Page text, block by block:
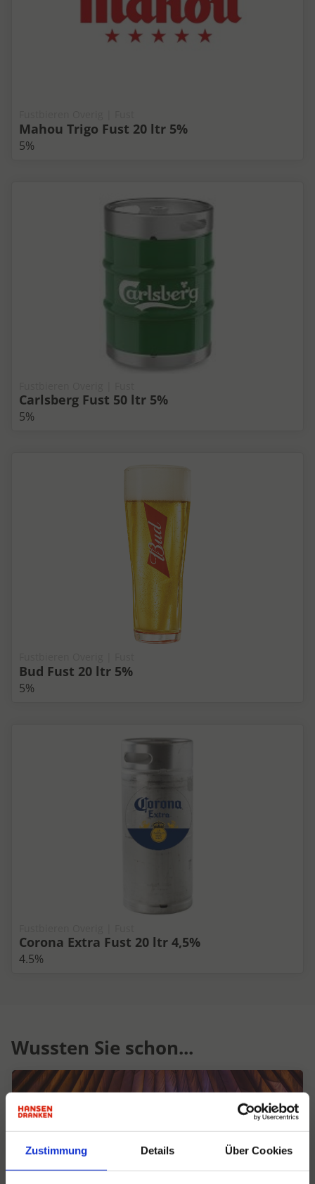
Zustimmung Details Über Cookies
Mahou Trigo Fust 20 ltr 5%
5%
Carlsberg Fust 50 ltr 5%
5%
Bud Fust 20 ltr 5%
5%
Corona Extra Fust 20 ltr 4,5%
4.5%
Wussten Sie schon...